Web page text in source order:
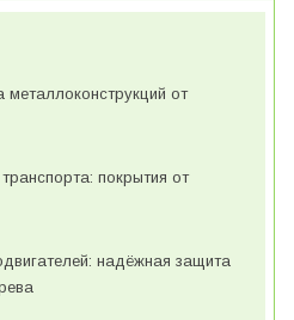
от
покрытия от
надёжная защита